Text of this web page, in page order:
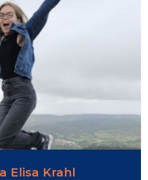
Elisa Krahl